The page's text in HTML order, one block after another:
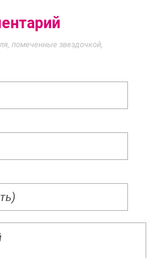
помеченные звездочкой,